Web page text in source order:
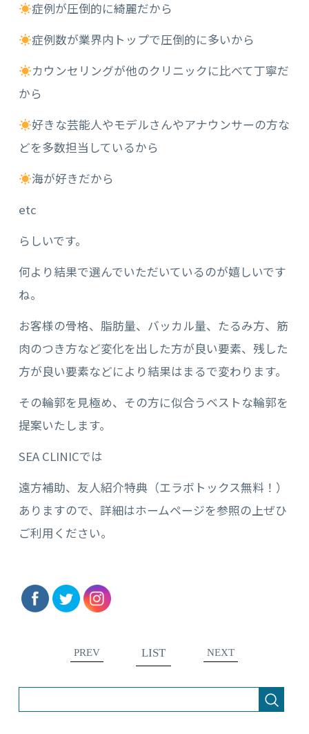
症例が圧倒的に綺麗だから
症例数が業界内トップで圧倒的に多いから
カウンセリングが他のクリニックに比べて丁寧だ
から
好きな芸能人やモデルさんやアナウンサーの方な
どを多数担当しているから
海が好きだから
etc
らしいです。
何より結果で選んでいただいているのが嬉しいです
ね。
お客様の骨格、脂肪量、バッカル量、たるみ方、筋
肉のつき方など変化を出した方が良い要素、残した
方が良い要素などにより結果はまるで変わります。
その輪郭を見極め、その方に似合うベストな輪郭を
提案いたします。
SEA CLINICでは
遠方補助、友人紹介特典（エラボトックス無料！）
ありますので、詳細はホームページを参照の上ぜひ
ご利用ください。
PREV LIST NEXT